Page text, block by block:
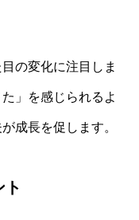
の変化に注目しま
」を感じられるよ
成長を促します。
ト